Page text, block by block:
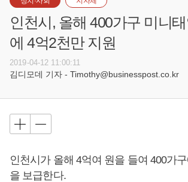
인천시, 올해 400가구 미니
에 4억2천만 지원
2019-04-12 11:00:11
김디모데 기자 - Timothy@businesspost.co.kr
인천시가 올해 4억여 원을 들여 400가
을 보급한다.